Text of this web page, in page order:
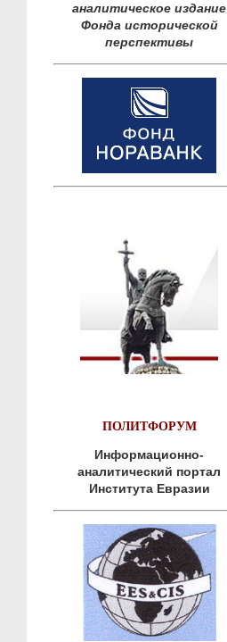
аналитическое издание
Фонда исторической
перспективы
ПОЛИТФОРУМ
Информационно-
аналитический портал
Института Евразии